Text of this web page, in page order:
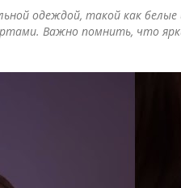
одеждой, такой как
Важно помнить, что